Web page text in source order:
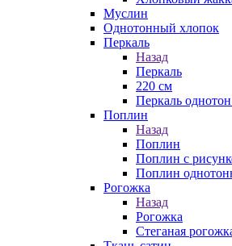
Муслин
Однотонный хлопок
Перкаль
Назад
Перкаль
220 см
Перкаль
Поплин
Назад
Поплин
Поплин с
Поплин
Рогожка
Назад
Рогожка
Стеганая